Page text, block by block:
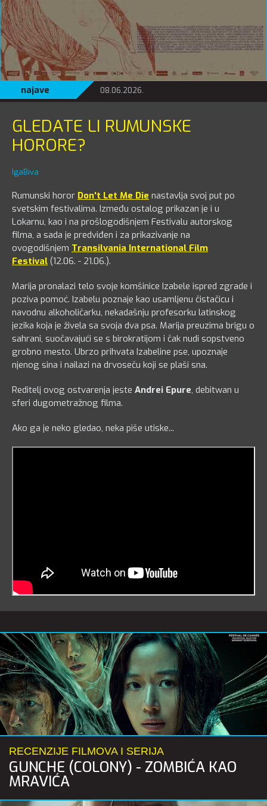
najave 08.06.2026.
GLEDATE LI RUMUNSKE
HORORE?
IgaBiva
Rumunski horor Don't Let Me Die nastavlja svoj put po
svetskim festivalima. Između ostalog prikazan je i u
Lokarnu, kao i na prošlogodišnjem Festivalu autorskog
filma, a sada je predviđen i za prikazivanje na
ovogodišnjem Transilvania International Film
Festival (12.06. - 21.06.).
Marija pronalazi telo svoje komšinice Izabele ispred zgrade i
poziva pomoć. Izabelu poznaje kao usamljenu čistačicu i
navodnu alkoholičarku, nekadašnju profesorku latinskog
jezika koja je živela sa svoja dva psa. Marija preuzima brigu o
sahrani, suočavajući se s birokratijom i čak nudi sopstveno
grobno mesto. Ubrzo prihvata Izabeline pse, upoznaje
njenog sina i nailazi na drvoseču koji se plaši sna.
Reditelj ovog ostvarenja jeste Andrei Epure, debitwan u
sferi dugometražnog filma.
Ako ga je neko gledao, neka piše utiske...
RECENZIJE FILMOVA I SERIJA
GUNCHE (COLONY) - ZOMBIĆA KAO
MRAVIĆA